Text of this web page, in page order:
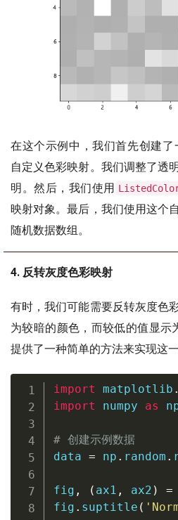
在这个示例中，我们首先创建了
自定义色彩映射。我们调整了透
明。然后，我们使用
映射对象。最后，我们使用这个
随机数据数组。
4. 反转灰度色彩映射
有时，我们可能需要反转灰度色
为较暗的颜色，而较低的值显
提供了一种简单的方法来实现这一
import matplotlib .
import numpy as
# 创建示例数据
data = np . random .
fig , ( ax1 , ax2 ) =
fig . suptitle (